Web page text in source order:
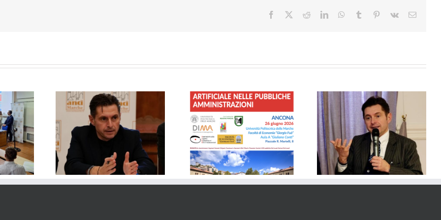
Facebook RedditLinkedInWhatsApp
Tumblr Pinterest
Vk Email
– Solidali col
le dimissioni
sempre una
per tutti
FORMAZIONE – Governare
l’Intelligenza Artificiale nelle
Pubbliche Amministrazioni
Solidarietà al Comune di Porto
Sant’Epidio per il tragico crollo
SICUREZZA – Dalla Regione
Marche 1,2 Milioni di euro ai
Comuni per Videosorveglianza
e Controllo del Territorio